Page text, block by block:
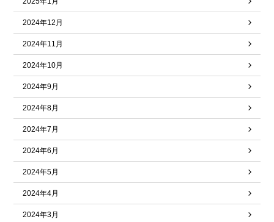
2024年12月
2024年11月
2024年10月
2024年9月
2024年8月
2024年7月
2024年6月
2024年5月
2024年4月
2024年3月